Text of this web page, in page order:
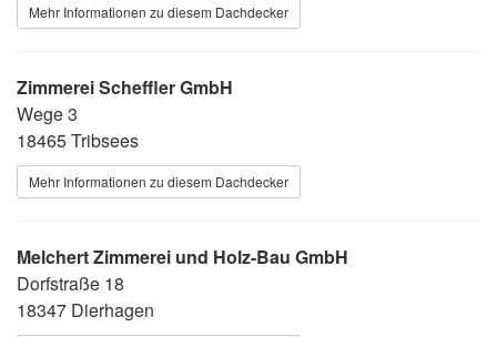
Mehr Informationen zu diesem Dachdecker
Zimmerei Scheffler GmbH
Wege 3
18465 Tribsees
Mehr Informationen zu diesem Dachdecker
Melchert Zimmerei und Holz-Bau GmbH
Dorfstraße 18
18347 Dierhagen